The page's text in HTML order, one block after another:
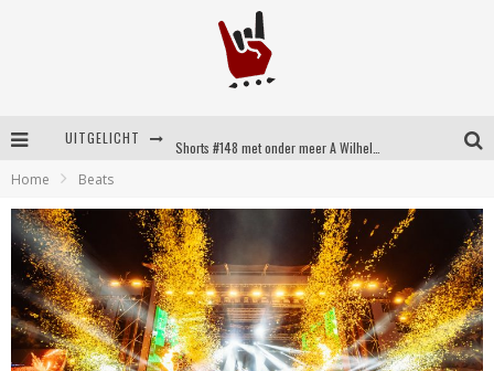
UITGELICHT
Britse emorockers van Basement maken tweede comeback met het indrukwekkende ‘Wired’
Shorts #149 met onder meer No Cure, Eva Under Fire, The Hu en Sleeping With Sirens
Home Beats